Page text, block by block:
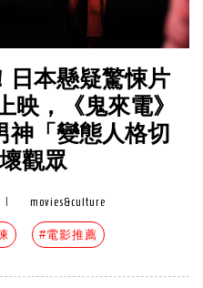
日本懸疑驚悚片
映，《鬼來電》
神「變態人格切
觀眾
movies&culture
#電影推薦